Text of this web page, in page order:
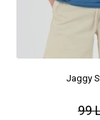
Jaggy
99